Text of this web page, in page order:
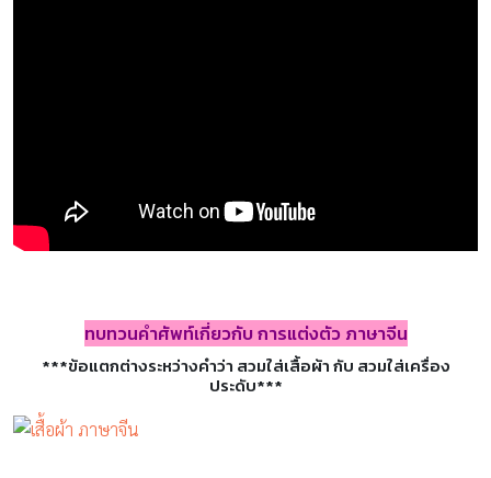
ทบทวนคำศัพท์เกี่ยวกับ การแต่งตัว ภาษาจีน
***ข้อแตกต่างระหว่างคำว่า สวมใส่เสื้อผ้า กับ สวมใส่เครื่อง
ประดับ***